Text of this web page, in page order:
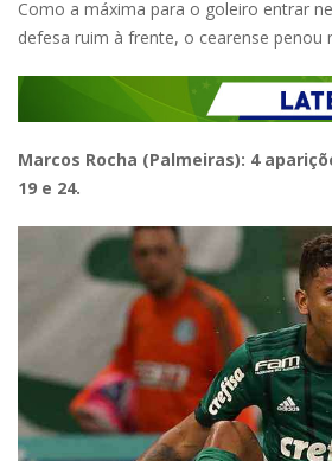
Como a máxima para o goleiro entrar
defesa ruim à frente, o cearense penou
Marcos Rocha (Palmeiras): 4
19 e 24.